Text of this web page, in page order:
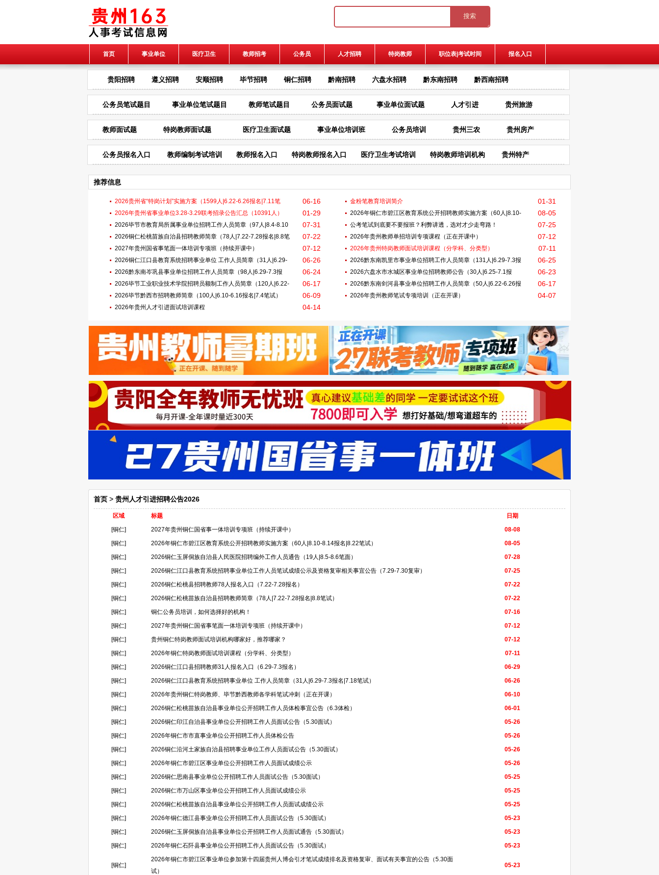
首页 事业单位 医疗卫生 教师招考 公务员 人才招聘 特岗教师 职位表|考试时间 报名入口
贵阳招聘 遵义招聘 安顺招聘 毕节招聘 铜仁招聘 黔南招聘 六盘水招聘 黔东南招聘 黔西南招聘
公务员笔试题目 事业单位笔试题目 教师笔试题目 公务员面试题 事业单位面试题 人才引进 贵州旅游
教师面试题 特岗教师面试题 医疗卫生面试题 事业单位培训班 公务员培训 贵州三农 贵州房产
公务员报名入口 教师编制考试培训 教师报名入口 特岗教师报名入口 医疗卫生考试培训 特岗教师培训机构 贵州特产
推荐信息
2026贵州省“特岗计划”实施方案（1599人|6.22-6.26报名|7.11笔
试）
06-16 金粉笔教育培训简介 01-31
2026年贵州省事业单位3.28-3.29联考招录公告汇总（10391人） 01-29
2026年铜仁市碧江区教育系统公开招聘教师实施方案（60人|8.10-
8.14报名|8.22笔试）
08-05
2026毕节市教育局所属事业单位招聘工作人员简章（97人|8.4-8.10
报名|8.22笔试）
07-31 公考笔试到底要不要报班？利弊讲透，选对才少走弯路！ 07-25
2026铜仁松桃苗族自治县招聘教师简章（78人|7.22-7.28报名|8.8笔
试）
07-22 2026年贵州教师单招培训专项课程（正在开课中） 07-12
2027年贵州国省事笔面一体培训专项班（持续开课中） 07-12 2026年贵州特岗教师面试培训课程（分学科、分类型） 07-11
2026铜仁江口县教育系统招聘事业单位 工作人员简章（31人|6.29-
7.3报名|7.18笔试）
06-26
2026黔东南凯里市事业单位招聘工作人员简章（131人|6.29-7.3报
名|8.1笔试）
06-25
2026黔东南岑巩县事业单位招聘工作人员简章（98人|6.29-7.3报
名|7.18笔试）
06-24
2026六盘水市水城区事业单位招聘教师公告（30人|6.25-7.1报
名|7.12笔试）
06-23
2026毕节工业职业技术学院招聘员额制工作人员简章（120人|6.22-
6.26报名|7.11笔试）
06-17
2026黔东南剑河县事业单位招聘工作人员简章（50人|6.22-6.26报
名|7.12笔试）
06-17
2026毕节黔西市招聘教师简章（100人|6.10-6.16报名|7.4笔试） 06-09 2026年贵州教师笔试专项培训（正在开课） 04-07
2026年贵州人才引进面试培训课程 04-14
首页 > 贵州人才引进招聘公告2026
区域 标题
日期
[铜仁]
2027年贵州铜仁国省事一体培训专项班（持续开课中）
08-08
[铜仁]
2026年铜仁市碧江区教育系统公开招聘教师实施方案（60人|8.10-8.14报名|8.22笔试）
08-05
[铜仁]
2026铜仁玉屏侗族自治县人民医院招聘编外工作人员通告（19人|8.5-8.6笔面）
07-28
[铜仁]
2026铜仁江口县教育系统招聘事业单位工作人员笔试成绩公示及资格复审相关事宜公告（7.29-7.30复审）
07-25
[铜仁]
2026铜仁松桃县招聘教师78人报名入口（7.22-7.28报名）
07-22
[铜仁]
2026铜仁松桃苗族自治县招聘教师简章（78人|7.22-7.28报名|8.8笔试）
07-22
[铜仁]
铜仁公务员培训，如何选择好的机构！
07-16
[铜仁]
2027年贵州铜仁国省事笔面一体培训专项班（持续开课中）
07-12
[铜仁]
贵州铜仁特岗教师面试培训机构哪家好，推荐哪家？
07-12
[铜仁]
2026年铜仁特岗教师面试培训课程（分学科、分类型）
07-11
[铜仁]
2026铜仁江口县招聘教师31人报名入口（6.29-7.3报名）
06-29
[铜仁]
2026铜仁江口县教育系统招聘事业单位 工作人员简章（31人|6.29-7.3报名|7.18笔试）
06-26
[铜仁]
2026年贵州铜仁特岗教师、毕节黔西教师各学科笔试冲刺（正在开课）
06-10
[铜仁]
2026铜仁松桃苗族自治县事业单位公开招聘工作人员体检事宜公告（6.3体检）
06-01
[铜仁]
2026铜仁印江自治县事业单位公开招聘工作人员面试公告（5.30面试）
05-26
[铜仁]
2026年铜仁市市直事业单位公开招聘工作人员体检公告
05-26
[铜仁]
2026铜仁沿河土家族自治县招聘事业单位工作人员面试公告（5.30面试）
05-26
[铜仁]
2026年铜仁市碧江区事业单位公开招聘工作人员面试成绩公示
05-26
[铜仁]
2026铜仁思南县事业单位公开招聘工作人员面试公告（5.30面试）
05-25
[铜仁]
2026铜仁市万山区事业单位公开招聘工作人员面试成绩公示
05-25
[铜仁]
2026铜仁松桃苗族自治县事业单位公开招聘工作人员面试成绩公示
05-25
[铜仁]
2026年铜仁德江县事业单位公开招聘工作人员面试公告（5.30面试）
05-23
[铜仁]
2026铜仁玉屏侗族自治县事业单位公开招聘工作人员面试通告（5.30面试）
05-23
[铜仁]
2026年铜仁石阡县事业单位公开招聘工作人员面试公告（5.30面试） 05-23
[铜仁]
2026年铜仁市碧江区事业单位参加第十四届贵州人博会引才笔试成绩排名及资格复审、面试有关事宜的公告（5.30面
试）
05-23